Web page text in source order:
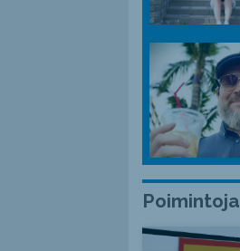
Poimintoja